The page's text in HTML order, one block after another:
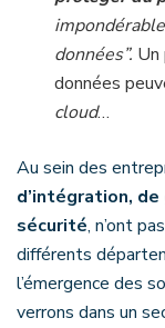
données”. Un
données
cloud…
Au sein des
d’intégration,
sécurité, n’ont
différents
l’émergence des
verrons dans un